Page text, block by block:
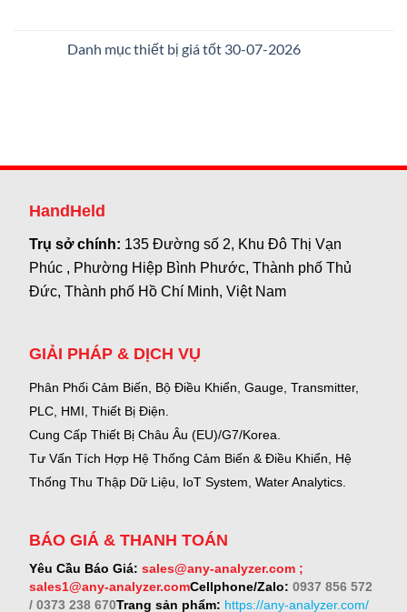
Danh mục thiết bị giá tốt 30-07-2026
HandHeld
Trụ sở chính: 135 Đường số 2, Khu Đô Thị Vạn
Phúc , Phường Hiệp Bình Phước, Thành phố Thủ
Đức, Thành phố Hồ Chí Minh, Việt Nam
GIẢI PHÁP & DỊCH VỤ
Phân Phối Cảm Biến, Bộ Điều Khiển, Gauge, Transmitter,
PLC, HMI, Thiết Bị Điện.
Cung Cấp Thiết Bị Châu Âu (EU)/G7/Korea.
Tư Vấn Tích Hợp Hệ Thống Cảm Biến & Điều Khiển, Hệ
Thống Thu Thập Dữ Liệu, IoT System, Water Analytics.
BÁO GIÁ & THANH TOÁN
Yêu Cầu Báo Giá: sales@any-analyzer.com ;
sales1@any-analyzer.comCellphone/Zalo: 0937 856 572
/ 0373 238 670Trang sản phẩm: https://any-analyzer.com/